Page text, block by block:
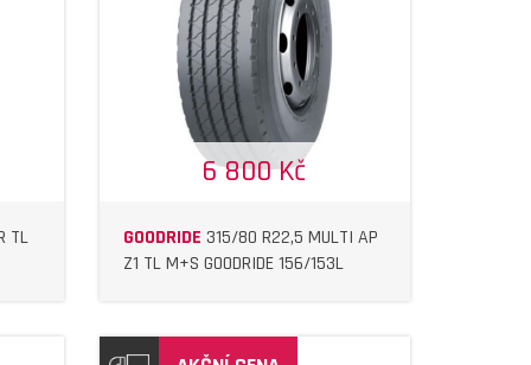
TL
6 800 Kč
GOODRIDE 315/80 R22,5 MULTI AP
Z1 TL M+S GOODRIDE 156/153L